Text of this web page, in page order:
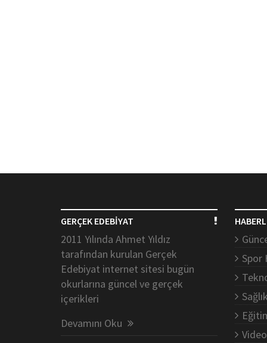
GERÇEK EDEBİYAT
2011 Yılında Ahmet Yıldız
tarafından kurulan Gerçek
Edebiyat internet sitesi bugün
okurlarına güncel ve gerçek
içerikleri
Devamını Oku
Spor